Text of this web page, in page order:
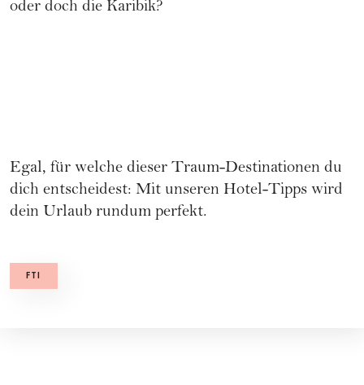
oder doch die Karibik?
Egal, für welche dieser Traum-Destinationen du
dich entscheidest: Mit unseren Hotel-Tipps wird
dein Urlaub rundum perfekt.
FTI